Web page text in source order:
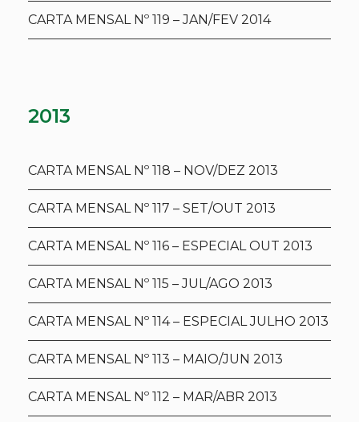
CARTA MENSAL Nº 119 – JAN/FEV 2014
2013
CARTA MENSAL Nº 118 – NOV/DEZ 2013
CARTA MENSAL Nº 117 – SET/OUT 2013
CARTA MENSAL Nº 116 – ESPECIAL OUT 2013
CARTA MENSAL Nº 115 – JUL/AGO 2013
CARTA MENSAL Nº 114 – ESPECIAL JULHO 2013
CARTA MENSAL Nº 113 – MAIO/JUN 2013
CARTA MENSAL Nº 112 – MAR/ABR 2013